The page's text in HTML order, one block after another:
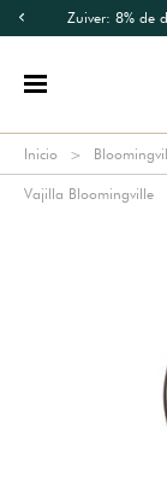
Zuiver: 8% de
Inicio
Vajilla Bloomingville